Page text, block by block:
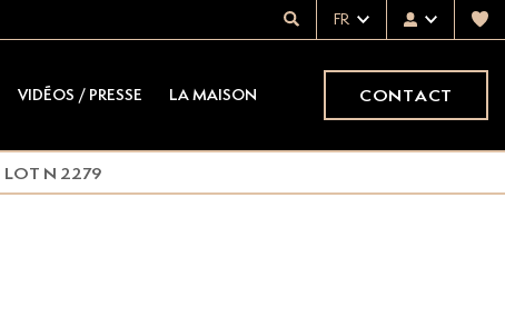
FR
VIDÉOS / PRESSE LA MAISON CONTACT
LOT N 2279